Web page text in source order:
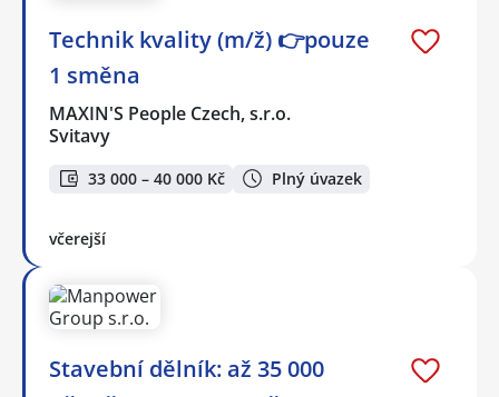
Technik kvality (m/ž) 👉pouze
1 směna
MAXIN'S People Czech, s.r.o.
Svitavy
33 000 – 40 000 Kč Plný úvazek
včerejší
Stavební dělník: až 35 000